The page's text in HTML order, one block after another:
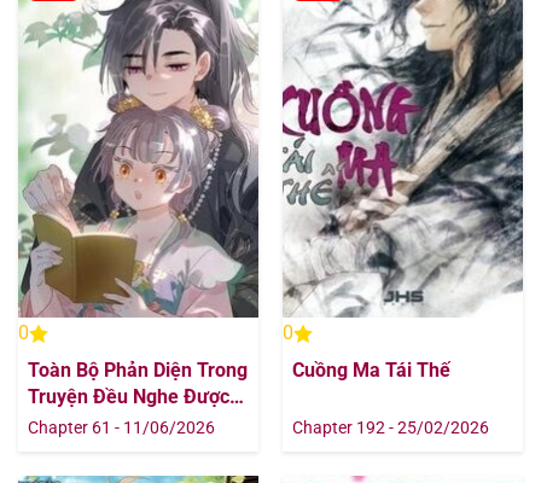
0
Toàn Bộ Phản Diện Trong
Truyện Đều Nghe Được
Tiếng Lòng Của Ta
Chapter 61 - 11/06/2026
0
Cuồng Ma Tái Thế
Chapter 192 - 25/02/2026